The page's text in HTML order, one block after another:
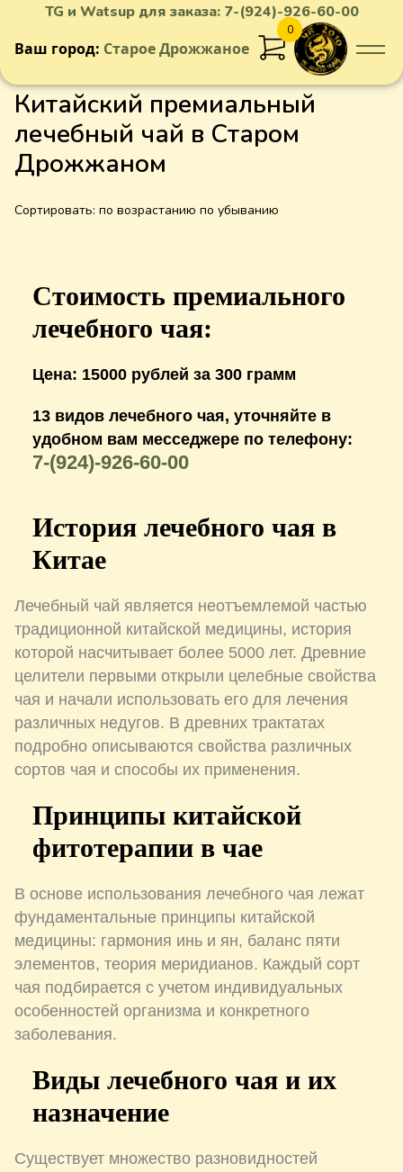
TG и Watsup для заказа: 7-(924)-926-60-00
Ваш город: Старое Дрожжаное
0
Китайский премиальный
лечебный чай в Старом
Дрожжаном
Сортировать: по возрастанию по убыванию
Стоимость премиального
лечебного чая:
Цена: 15000 рублей за 300 грамм
13 видов лечебного чая, уточняйте в
удобном вам месседжере по телефону:
7-(924)-926-60-00
История лечебного чая в
Китае
Лечебный чай является неотъемлемой частью
традиционной китайской медицины, история
которой насчитывает более 5000 лет. Древние
целители первыми открыли целебные свойства
чая и начали использовать его для лечения
различных недугов. В древних трактатах
подробно описываются свойства различных
сортов чая и способы их применения.
Принципы китайской
фитотерапии в чае
В основе использования лечебного чая лежат
фундаментальные принципы китайской
медицины: гармония инь и ян, баланс пяти
элементов, теория меридианов. Каждый сорт
чая подбирается с учетом индивидуальных
особенностей организма и конкретного
заболевания.
Виды лечебного чая и их
назначение
Существует множество разновидностей